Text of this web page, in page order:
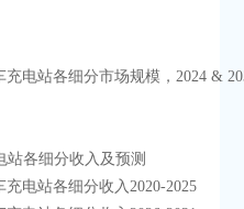
汽车充电站各细分市场规模，2024 &
电站各细分收入及预测
汽车充电站各细分收入2020-2025